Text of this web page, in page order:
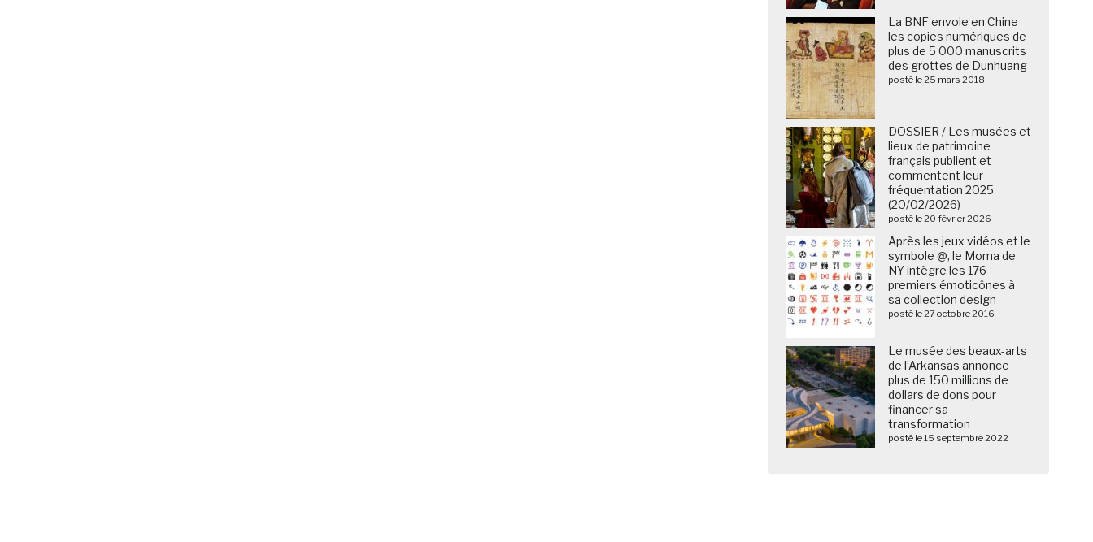
La BNF envoie en Chine
les copies numériques de
plus de 5 000 manuscrits
des grottes de Dunhuang
posté le 25 mars 2018
DOSSIER / Les musées et
lieux de patrimoine
français publient et
commentent leur
fréquentation 2025
(20/02/2026)
posté le 20 février 2026
Après les jeux vidéos et le
symbole @, le Moma de
NY intègre les 176
premiers émoticônes à
sa collection design
posté le 27 octobre 2016
Le musée des beaux-arts
de l’Arkansas annonce
plus de 150 millions de
dollars de dons pour
financer sa
transformation
posté le 15 septembre 2022